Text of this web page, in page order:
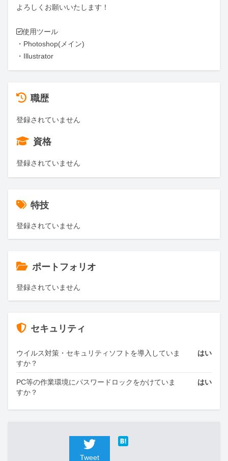
よろしくお願いいたします！
✅使用ツール
・Photoshop(メイン)
・Illustrator
職歴
登録されていません
資格
登録されていません
特技
登録されていません
ポートフォリオ
登録されていません
セキュリティ
ウイルス対策・セキュリティソフトを導入していま
すか？
はい
PC等の作業環境にパスワードロックをかけていま
すか？
はい
Tweet